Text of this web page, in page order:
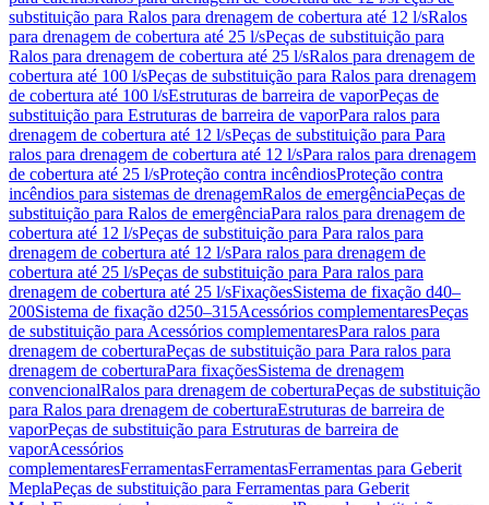
substituição para Ralos para drenagem de cobertura até 12 l/sRalos
para drenagem de cobertura até 25 l/sPeças de substituição para
Ralos para drenagem de cobertura até 25 l/sRalos para drenagem de
cobertura até 100 l/sPeças de substituição para Ralos para drenagem
de cobertura até 100 l/sEstruturas de barreira de vaporPeças de
substituição para Estruturas de barreira de vaporPara ralos para
drenagem de cobertura até 12 l/sPeças de substituição para Para
ralos para drenagem de cobertura até 12 l/sPara ralos para drenagem
de cobertura até 25 l/sProteção contra incêndiosProteção contra
incêndios para sistemas de drenagemRalos de emergênciaPeças de
substituição para Ralos de emergênciaPara ralos para drenagem de
cobertura até 12 l/sPeças de substituição para Para ralos para
drenagem de cobertura até 12 l/sPara ralos para drenagem de
cobertura até 25 l/sPeças de substituição para Para ralos para
drenagem de cobertura até 25 l/sFixaçõesSistema de fixação d40–
200Sistema de fixação d250–315Acessórios complementaresPeças
de substituição para Acessórios complementaresPara ralos para
drenagem de coberturaPeças de substituição para Para ralos para
drenagem de coberturaPara fixaçõesSistema de drenagem
convencionalRalos para drenagem de coberturaPeças de substituição
para Ralos para drenagem de coberturaEstruturas de barreira de
vaporPeças de substituição para Estruturas de barreira de
vaporAcessórios
complementaresFerramentasFerramentasFerramentas para Geberit
MeplaPeças de substituição para Ferramentas para Geberit